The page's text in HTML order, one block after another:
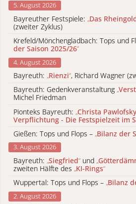
5. August 2026
Bayreuther Festspiele: „Das
(zweiter Zyklus)
Krefeld/Mönchengladbach: Tops und
der Saison 2025/26“
4. August 2026
Bayreuth: „Rienzi“, Richard Wagner
Bayreuth: Gedenkveranstaltung „
Michel Friedman
Pionteks Bayreuth: „Christa
Verpflichtung - Die Festspielzeit im
Gießen: Tops und Flops – „Bilanz der
3. August 2026
Bayreuth: „Siegfried“ und „
zweiten Hälfte des „KI-Rings“
Wuppertal: Tops und Flops – „Bilanz
2. August 2026